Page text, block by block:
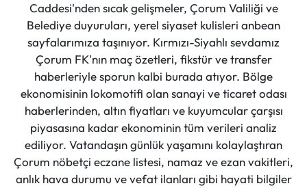
Caddesi'nden sıcak gelişmeler, Çorum Valiliği ve
Belediye duyuruları, yerel siyaset kulisleri anbean
sayfalarımıza taşınıyor. Kırmızı-Siyahlı sevdamız
Çorum FK'nın maç özetleri, fikstür ve transfer
haberleriyle sporun kalbi burada atıyor. Bölge
ekonomisinin lokomotifi olan sanayi ve ticaret odası
haberlerinden, altın fiyatları ve kuyumcular çarşısı
piyasasına kadar ekonominin tüm verileri analiz
ediliyor. Vatandaşın günlük yaşamını kolaylaştıran
Çorum nöbetçi eczane listesi, namaz ve ezan vakitleri,
anlık hava durumu ve vefat ilanları gibi hayati bilgiler